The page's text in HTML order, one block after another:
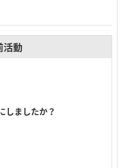
活動
しましたか？